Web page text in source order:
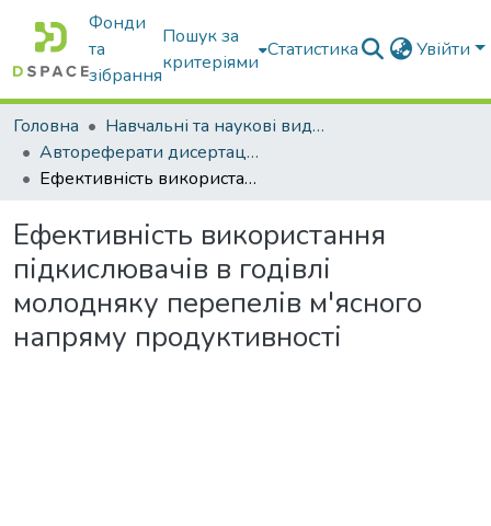
Фонди
та
зібрання
Пошук за
критеріями
Статистика Увійти
Головна
Навчальні та наукові видання
Автореферати дисертацій та дисертації
Ефективність використання підкислювачів в годівлі молодняку перепелів м'ясного напряму продуктивності
Ефективність використання
підкислювачів в годівлі
молодняку перепелів м'ясного
напряму продуктивності